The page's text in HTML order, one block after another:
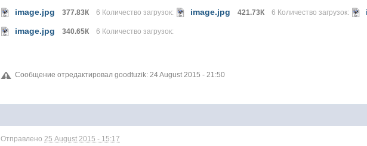
image.jpg 377.83К 6 Количество загрузок: image.jpg 421.73К 6 Количество загрузок:
image.jpg 340.65К 6 Количество загрузок:
Сообщение отредактировал goodtuzik: 24 August 2015 - 21:50
Отправлено25 August 2015 - 15:17